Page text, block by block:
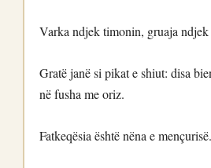
Varka ndjek timonin, gruaja ndjek
Gratë janë si pikat e shiut: disa
në fusha me oriz.
Fatkeqësia është nëna e mençurisë.